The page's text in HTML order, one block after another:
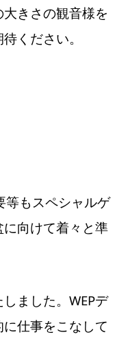
きさの観音様を
ください。
等もスペシャルゲ
向けて着々と準
ました。WEPデ
仕事をこなして